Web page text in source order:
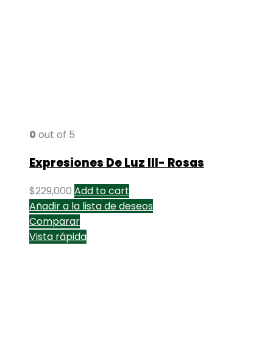
0 out of 5
Expresiones De Luz III- Rosas
$229,000 Add to cart
Añadir a la lista de deseos
Comparar
Vista rápida